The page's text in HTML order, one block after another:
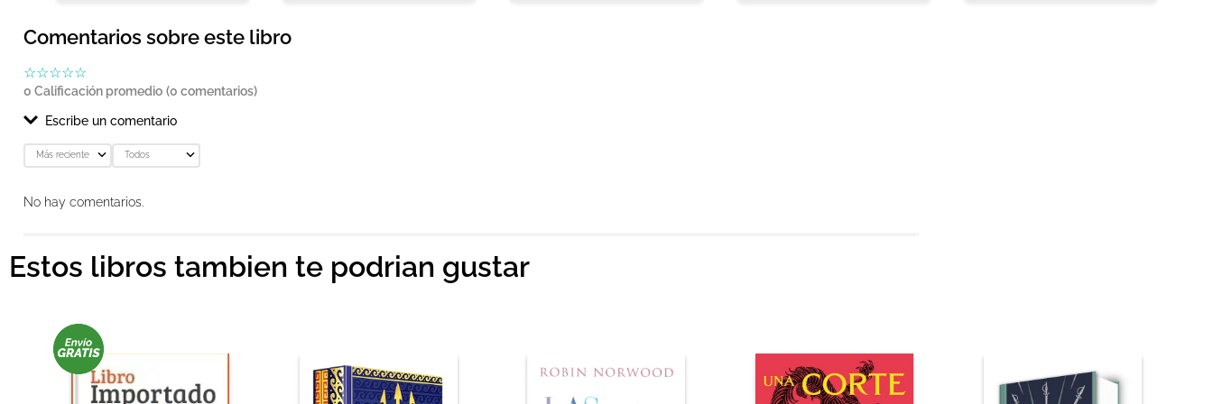
Comentarios sobre este libro
☆☆☆☆☆
0 Calificación promedio (0 comentarios)
Escribe un comentario
Agregar comentario
★★★
Tu nombre
Más reciente Todos
No hay comentarios.
Estos libros tambien te podrian gustar